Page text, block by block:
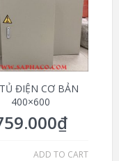
ĐIỆN CƠ BẢN
400×600
₫
ADD TO CART